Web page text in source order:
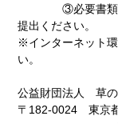
③必要書類を当
提出ください。
※インターネット
い。
公益財団法人 草
〒182-0024 東京
TEL：042-